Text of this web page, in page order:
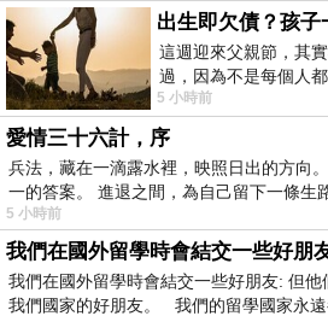
這週迎來父親節，其
過，因為不是每個人
節的，平時也沒什麼
5 小時前
愛情三十六計，序
兵法，藏在一滴露水裡，映照日出的方向
一的答案。 進退之間，為自己留下一條生
5 小時前
我們在國外留學時會結交一些好朋友: 但
我們國家的好朋友。 我們的留學國家永